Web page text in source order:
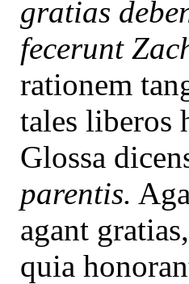
gratias
fecerunt
rationem
tales liberos
Glossa
parentis.
agant
quia